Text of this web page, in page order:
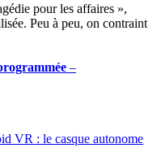
pour les affaires »,
Peu à peu, on contraint
–
VR : le casque autonome